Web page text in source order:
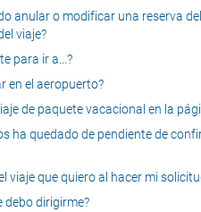
anular o modificar una reserva
viaje?
para ir a...?
en el aeropuerto?
de paquete vacacional en la
ha quedado de pendiente de
viaje que quiero al hacer mi
debo dirigirme?